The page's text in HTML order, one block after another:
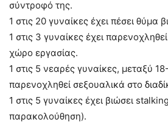
σύντροφό της.
1 στις 20 γυναίκες έχει πέσει θύμα
1 στις 3 γυναίκες έχει
χώρο εργασίας.
1 στις 5 νεαρές γυναίκες, μεταξύ
παρενοχληθεί σεξουαλικά στο
1 στις 5 γυναίκες έχει βιώσει
παρακολούθηση).